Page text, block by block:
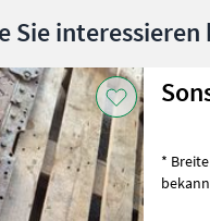
Sie interessieren
* Breite 145cm Wir bitten
bekanntzugeben, um